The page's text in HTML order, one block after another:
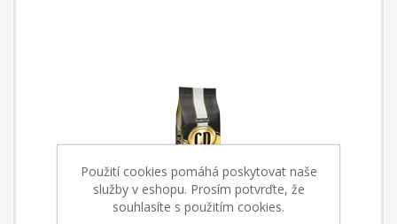
Použití cookies pomáhá poskytovat naše
služby v eshopu. Prosím potvrďte, že
souhlasíte s použitím cookies.